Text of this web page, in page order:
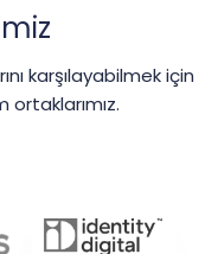
karşılayabilmek için
ortaklarımız.